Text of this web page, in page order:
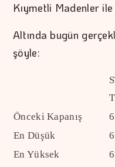
Kıymetli Madenler
Altında bugün
şöyle:
Önceki Kapanış
En Düşük
En Yüksek